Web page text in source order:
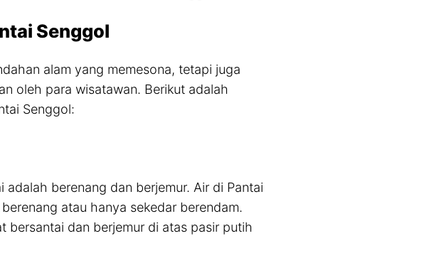
Senggol
alam yang memesona, tetapi juga
oleh para wisatawan. Berikut adalah
Senggol:
berenang dan berjemur. Air di Pantai
atau hanya sekedar berendam.
bersantai dan berjemur di atas pasir putih